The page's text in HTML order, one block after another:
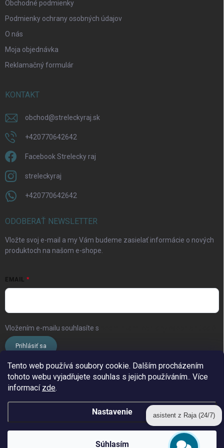
Tento web používá soubory cookie. Dalším procházením
tohoto webu vyjadřujete souhlas s jejich používáním.. Více
informací zde.
Nastavenie
Súhlasím
Obchodné podmienky
Podmienky ochrany osobných údajov
O nás
Moja objednávka
Reklamačný formulár
KONTAKT
obchod@streleckyraj.sk
+420770642642
Facebook Strelecky raj
streleckyraj
+420770642642
ODOBERAŤ NEWSLETTER
Vložte svoj e-mail a my Vám budeme zasielať informácie o nových
produktoch na našom e-shope.
EMAIL
Vložením e-mailu souhlasíte s
Prihlásiť sa
www.streleckyraj.cz
| www.streleckyraj.sk
. Všetky práva vyhradené.
asistent z Raja (24/7)